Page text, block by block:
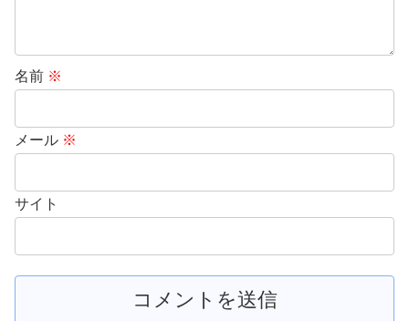
名前 ※
メール ※
サイト